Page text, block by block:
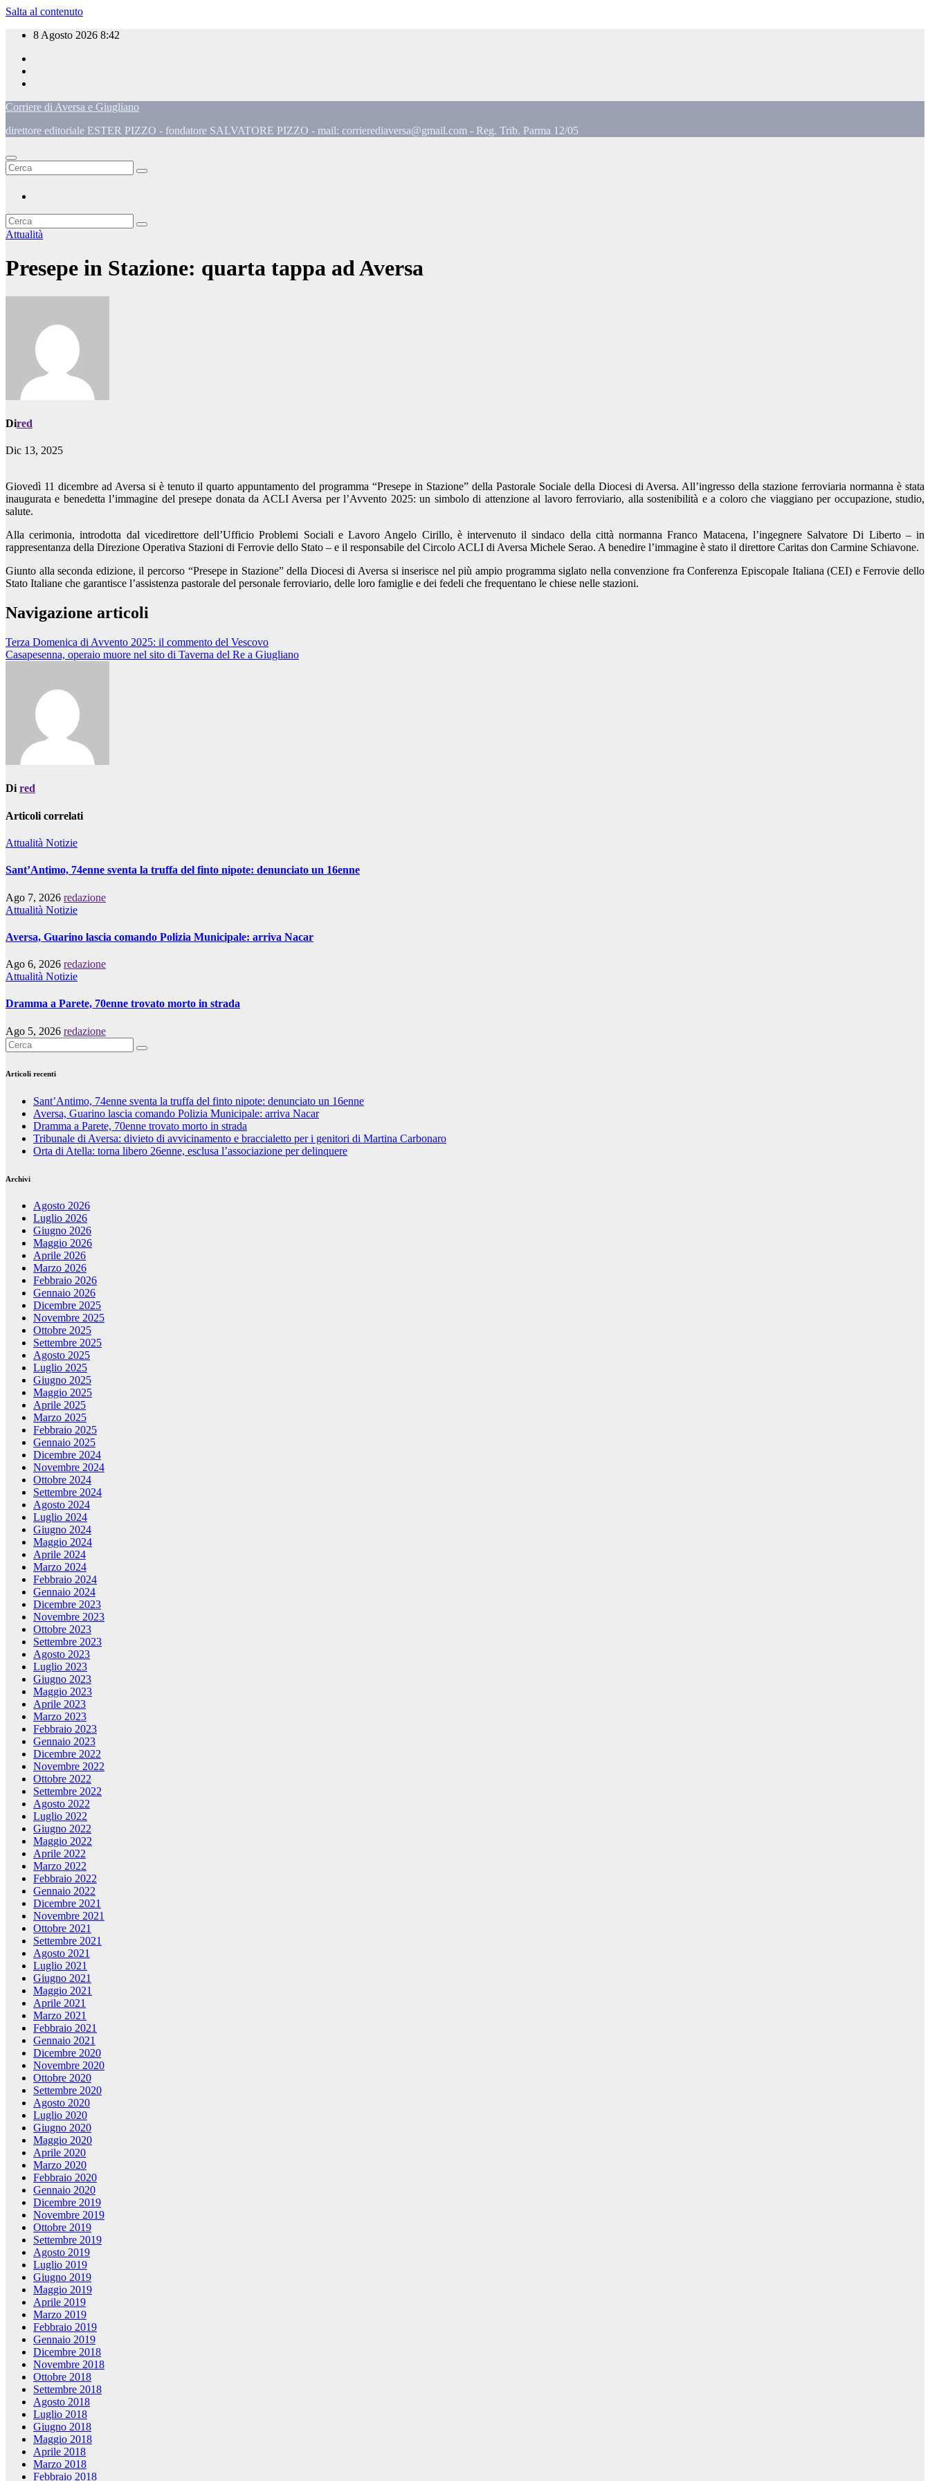
Salta al contenuto
8 Agosto 2026 8:42
Corriere di Aversa e Giugliano
direttore editoriale ESTER PIZZO - fondatore SALVATORE PIZZO - mail: corrierediaversa@gmail.com - Reg. Trib. Parma 12/05
Attualità
Presepe in Stazione: quarta tappa ad Aversa
Dired
Dic 13, 2025
Giovedì 11 dicembre ad Aversa si è tenuto il quarto appuntamento del programma “Presepe in Stazione” della Pastorale Sociale della Diocesi di Aversa. All’ingresso della stazione ferroviaria normanna è stata
inaugurata e benedetta l’immagine del presepe donata da ACLI Aversa per l’Avvento 2025: un simbolo di attenzione al lavoro ferroviario, alla sostenibilità e a coloro che viaggiano per occupazione, studio,
salute.
Alla cerimonia, introdotta dal vicedirettore dell’Ufficio Problemi Sociali e Lavoro Angelo Cirillo, è intervenuto il sindaco della città normanna Franco Matacena, l’ingegnere Salvatore Di Liberto – in
rappresentanza della Direzione Operativa Stazioni di Ferrovie dello Stato – e il responsabile del Circolo ACLI di Aversa Michele Serao. A benedire l’immagine è stato il direttore Caritas don Carmine Schiavone.
Giunto alla seconda edizione, il percorso “Presepe in Stazione” della Diocesi di Aversa si inserisce nel più ampio programma siglato nella convenzione fra Conferenza Episcopale Italiana (CEI) e Ferrovie dello
Stato Italiane che garantisce l’assistenza pastorale del personale ferroviario, delle loro famiglie e dei fedeli che frequentano le chiese nelle stazioni.
Navigazione articoli
Terza Domenica di Avvento 2025: il commento del Vescovo
Casapesenna, operaio muore nel sito di Taverna del Re a Giugliano
Dired
Articoli correlati
Attualità Notizie
Sant’Antimo, 74enne sventa la truffa del finto nipote: denunciato un 16enne
Ago 7, 2026 redazione
Attualità Notizie
Aversa, Guarino lascia comando Polizia Municipale: arriva Nacar
Ago 6, 2026 redazione
Attualità Notizie
Dramma a Parete, 70enne trovato morto in strada
Ago 5, 2026 redazione
Articoli recenti
Sant’Antimo, 74enne sventa la truffa del finto nipote: denunciato un 16enne
Aversa, Guarino lascia comando Polizia Municipale: arriva Nacar
Dramma a Parete, 70enne trovato morto in strada
Tribunale di Aversa: divieto di avvicinamento e braccialetto per i genitori di Martina Carbonaro
Orta di Atella: torna libero 26enne, esclusa l’associazione per delinquere
Archivi
Agosto 2026
Luglio 2026
Giugno 2026
Maggio 2026
Aprile 2026
Marzo 2026
Febbraio 2026
Gennaio 2026
Dicembre 2025
Novembre 2025
Ottobre 2025
Settembre 2025
Agosto 2025
Luglio 2025
Giugno 2025
Maggio 2025
Aprile 2025
Marzo 2025
Febbraio 2025
Gennaio 2025
Dicembre 2024
Novembre 2024
Ottobre 2024
Settembre 2024
Agosto 2024
Luglio 2024
Giugno 2024
Maggio 2024
Aprile 2024
Marzo 2024
Febbraio 2024
Gennaio 2024
Dicembre 2023
Novembre 2023
Ottobre 2023
Settembre 2023
Agosto 2023
Luglio 2023
Giugno 2023
Maggio 2023
Aprile 2023
Marzo 2023
Febbraio 2023
Gennaio 2023
Dicembre 2022
Novembre 2022
Ottobre 2022
Settembre 2022
Agosto 2022
Luglio 2022
Giugno 2022
Maggio 2022
Aprile 2022
Marzo 2022
Febbraio 2022
Gennaio 2022
Dicembre 2021
Novembre 2021
Ottobre 2021
Settembre 2021
Agosto 2021
Luglio 2021
Giugno 2021
Maggio 2021
Aprile 2021
Marzo 2021
Febbraio 2021
Gennaio 2021
Dicembre 2020
Novembre 2020
Ottobre 2020
Settembre 2020
Agosto 2020
Luglio 2020
Giugno 2020
Maggio 2020
Aprile 2020
Marzo 2020
Febbraio 2020
Gennaio 2020
Dicembre 2019
Novembre 2019
Ottobre 2019
Settembre 2019
Agosto 2019
Luglio 2019
Giugno 2019
Maggio 2019
Aprile 2019
Marzo 2019
Febbraio 2019
Gennaio 2019
Dicembre 2018
Novembre 2018
Ottobre 2018
Settembre 2018
Agosto 2018
Luglio 2018
Giugno 2018
Maggio 2018
Aprile 2018
Marzo 2018
Febbraio 2018